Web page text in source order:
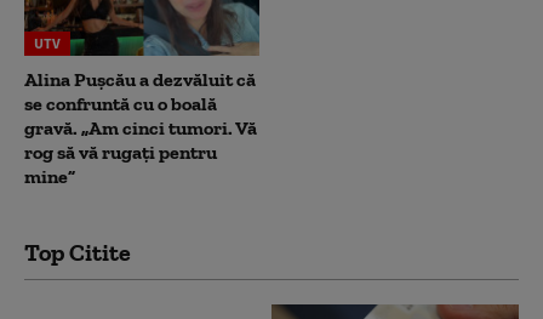
UTV
Alina Pușcău a dezvăluit că
se confruntă cu o boală
gravă. „Am cinci tumori. Vă
rog să vă rugați pentru
mine”
Top Citite